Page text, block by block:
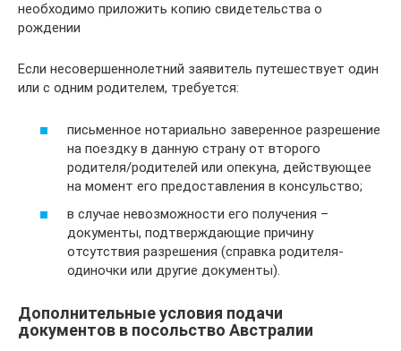
необходимо приложить копию свидетельства о
рождении
Если несовершеннолетний заявитель путешествует один
или с одним родителем, требуется:
письменное нотариально заверенное разрешение
на поездку в данную страну от второго
родителя/родителей или опекуна, действующее
на момент его предоставления в консульство;
в случае невозможности его получения –
документы, подтверждающие причину
отсутствия разрешения (справка родителя-
одиночки или другие документы).
Дополнительные условия подачи
документов в посольство Австралии